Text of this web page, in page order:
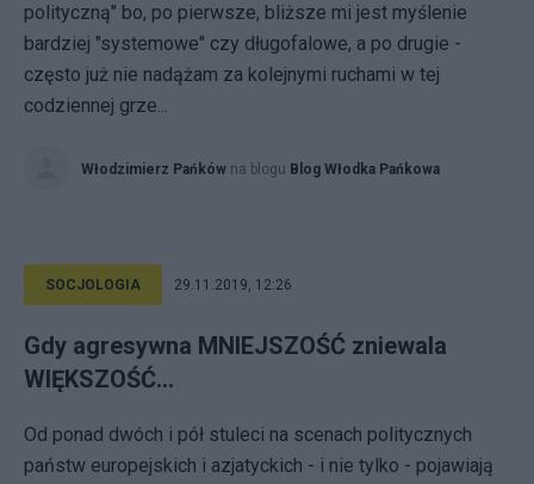
polityczną" bo, po pierwsze, bliższe mi jest myślenie
bardziej "systemowe" czy długofalowe, a po drugie -
często już nie nadążam za kolejnymi ruchami w tej
codziennej grze...
Włodzimierz Pańków na blogu Blog Włodka Pańkowa
SOCJOLOGIA 29.11.2019, 12:26
Gdy agresywna MNIEJSZOŚĆ zniewala
WIĘKSZOŚĆ...
Od ponad dwóch i pół stuleci na scenach politycznych
państw europejskich i azjatyckich - i nie tylko - pojawiają